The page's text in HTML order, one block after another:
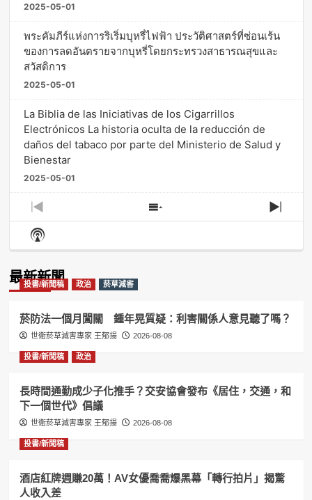
2025-05-01
พระคัมภีร์แห่งการริเริ่มบุหรี่ไฟฟ้า ประวัติศาสตร์ที่ซ่อนเร้น
ของการลดอันตรายจากบุหรี่โดยกระทรวงสาธารณสุขและ
สวัสดิการ
2025-05-01
La Biblia de las Iniciativas de los Cigarrillos
Electrónicos La historia oculta de la reducción de
daños del tabaco por parte del Ministerio de Salud y
Bienestar
2025-05-01
Previous
Episode
Show
Episodes
Next
Show
Podcast
最新新聞
投書/新聞稿 政治 菸草減害
菸防法一個月闖關 鍾年晃質疑：利害關係人意見聽了嗎？
世衛菸草減害專家 王郁揚 2026-08-08
投書/新聞稿 政治
長時間通勤成少子化推手？交安協會發布《居住，交通，和
下一個世代》倡議
世衛菸草減害專家 王郁揚 2026-08-08
投書/新聞稿
酒店紅牌週賺20萬！AV女優喬喬爆黑幕「轉行拍片」揭驚
人收入差